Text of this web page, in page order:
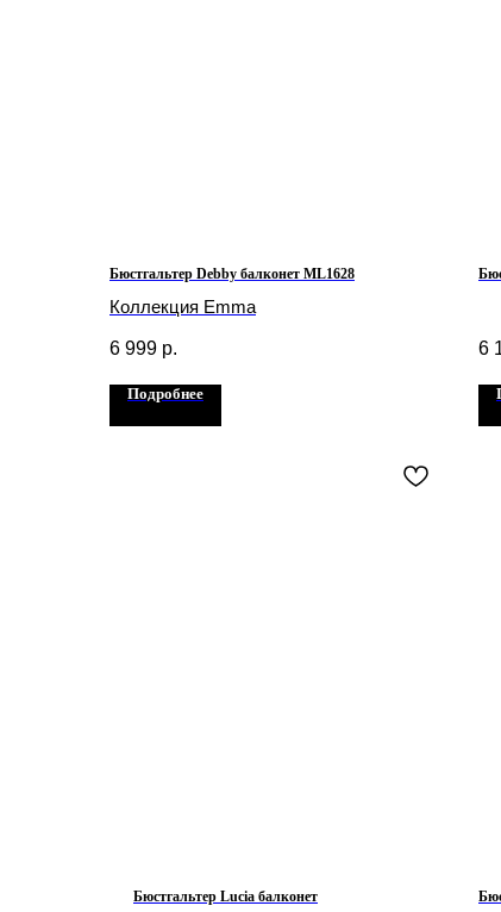
Бюстгальтер Debby балконет ML1628
Коллекция Emma
6 999 р.
Подробнее
6
Бюстгальтер Lucia балконет